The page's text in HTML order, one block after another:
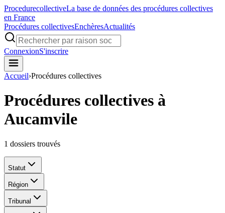
ProcedurecollectiveLa base de données des procédures collectives
en France
Procédures collectivesEnchèresActualités
ConnexionS'inscrire
Accueil›Procédures collectives
Procédures collectives à
Aucamvile
1 dossiers trouvés
Statut
Région
Tribunal